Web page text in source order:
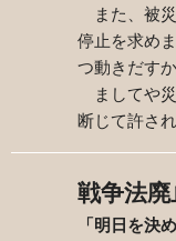
また、被災
停止を求め
つ動きだす
ましてや災
断じて許さ
戦争法
「明日を決